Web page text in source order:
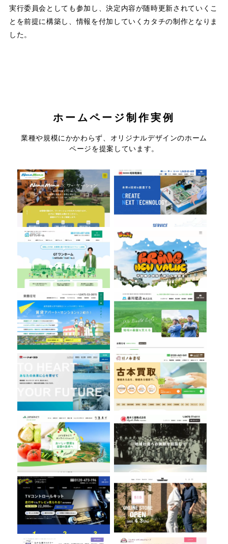
実行委員会としても参加し、決定内容が随時更新されていくこ
とを前提に構築し、情報を付加していくカタチの制作となりま
した。
ホームページ制作実例
業種や規模にかかわらず、オリジナルデザインのホーム
ページを提案しています。
コテージ＆ペンションNANJA
MONJA
株式会社昭和電業社
株式会社GTワンホーム 株式会社Bring
有限会社東豊住宅 森川建設株式会社
株式会社トオーツウ 豆ノ木書房
ちばみどり農業協同組合 鈴木土建株式会社
フランカー株式会社 THE CONDUCTORS
九十九里ワイナリー フルガキ・メディカルグループ